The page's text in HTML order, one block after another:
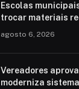
Escolas
trocar materiais
agosto 6, 2026
Vereadores
moderniza